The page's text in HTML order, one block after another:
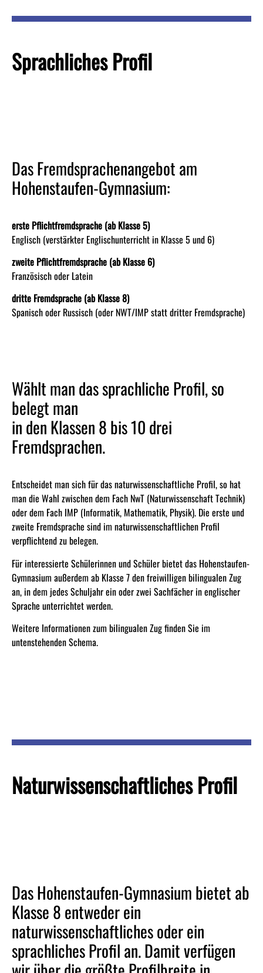
Sprachliches Profil
Wählt man das sprachliche Profil, so
belegt man
in den Klassen 8 bis 10 drei
Fremdsprachen.
Entscheidet man sich für das naturwissenschaftliche Profil, so hat
man die Wahl zwischen dem Fach NwT (Naturwissenschaft Technik)
oder dem Fach IMP (Informatik, Mathematik, Physik). Die erste und
zweite Fremdsprache sind im naturwissenschaftlichen Profil
verpflichtend zu belegen.
Für interessierte Schülerinnen und Schüler bietet das Hohenstaufen-
Gymnasium außerdem ab Klasse 7 den freiwilligen bilingualen Zug
an, in dem jedes Schuljahr ein oder zwei Sachfächer in englischer
Sprache unterrichtet werden.
Weitere Informationen zum bilingualen Zug finden Sie im
untenstehenden Schema.
Das Fremdsprachenangebot am
Hohenstaufen-Gymnasium:
erste Pflichtfremdsprache (ab Klasse 5)
Englisch (verstärkter Englischunterricht in Klasse 5 und 6)
zweite Pflichtfremdsprache (ab Klasse 6)
Französisch oder Latein
dritte Fremdsprache (ab Klasse 8)
Spanisch oder Russisch (oder NWT/IMP statt dritter Fremdsprache)
Naturwissenschaftliches Profil
Das Hohenstaufen-Gymnasium bietet ab
Klasse 8 entweder ein
naturwissenschaftliches oder ein
sprachliches Profil an. Damit verfügen